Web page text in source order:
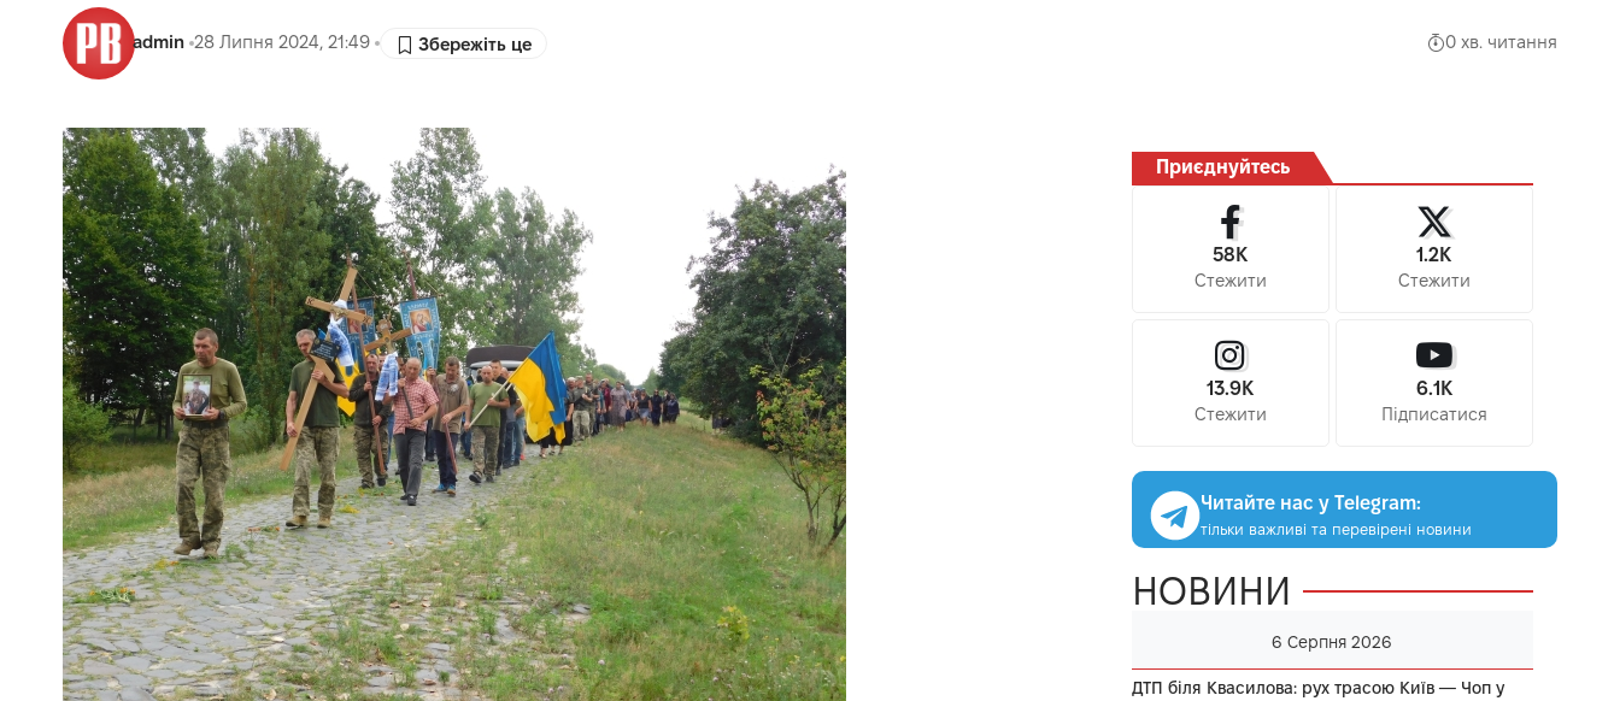
admin 28 Липня 2024, 21:49 0 хв. читання
Приєднуйтесь
58K
Стежити
1.2K
Стежити
13.9K
Стежити
6.1K
Підписатися
Читайте нас у Telegram:
тільки важливі та перевірені новини
НОВИНИ
6 Серпня 2026
ДТП біля Квасилова: рух трасою Київ — Чоп у